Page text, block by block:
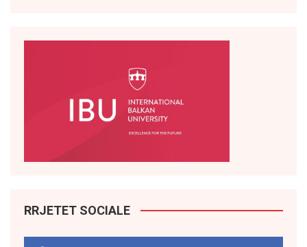
RRJETET SOCIALE